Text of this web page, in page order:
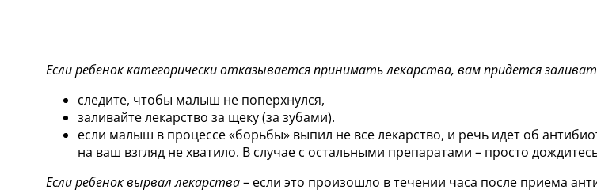
Если ребенок категорически отказывается принимать лекарства, вам придется
следите, чтобы малыш не поперхнулся,
заливайте лекарство за щеку (за зубами).
если малыш в процессе «борьбы» выпил не все лекарство, и речь идет об
на ваш взгляд не хватило. В случае с остальными препаратами – просто
Если ребенок вырвал лекарства– если это произошло в течении часа после приема